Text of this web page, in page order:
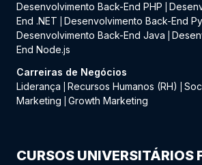
Desenvolvimento Back-End PHP
End .NET
Desenvolvimento Back-End
Desenvolvimento Back-End Java
End Node.js
Carreiras de Negócios
Liderança
Recursos Humanos (RH)
Marketing
Growth Marketing
CURSOS UNIVERSITÁRIOS